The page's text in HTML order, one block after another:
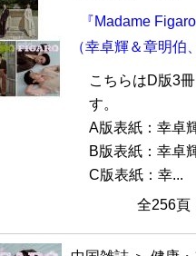
『Madame
（幸卓輝＆章明
こちらはD版3
す。
A版表紙：幸卓
B版表紙：幸
C版表紙：幸...
全256